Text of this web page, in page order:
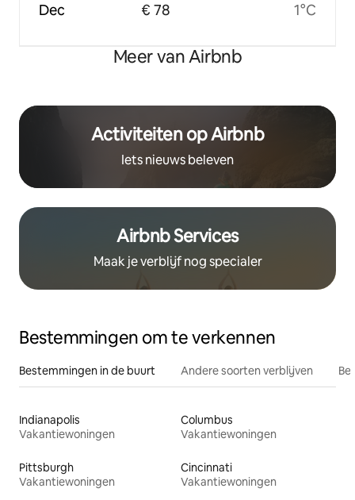
Dec € 78 1°C
Meer van Airbnb
Activiteiten op Airbnb
Iets nieuws beleven
Airbnb Services
Maak je verblijf nog specialer
Bestemmingen om te verkennen
Bestemmingen in de buurt Andere soorten verblijven
Indianapolis
Vakantiewoningen
Columbus
Vakantiewoningen
Pittsburgh
Vakantiewoningen
Cincinnati
Vakantiewoningen